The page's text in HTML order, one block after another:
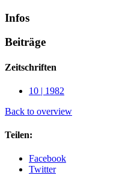
Infos
Beiträge
Zeitschriften
10 | 1982
Back to overview
Teilen:
Facebook
Twitter